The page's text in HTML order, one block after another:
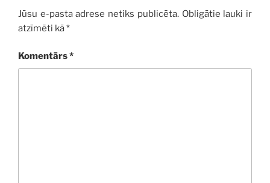
Jūsu e-pasta adrese netiks publicēta. Obligātie lauki ir
atzīmēti kā*
Komentārs*